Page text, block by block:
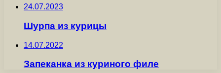
24.07.2023
Шурпа из курицы
14.07.2022
Запеканка из куриного филе